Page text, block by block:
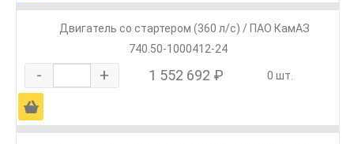
Двигатель со стартером (360 л/с) / ПАО КамАЗ
740.50-1000412-24
- + 1 552 692 ₽ 0 шт.
Ä